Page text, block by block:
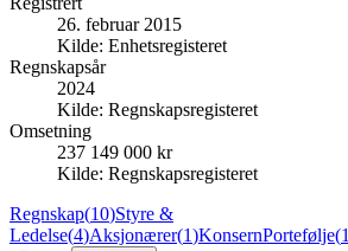
26. februar 2015
Kilde: Enhetsregisteret
Regnskapsår
2024
Kilde: Regnskapsregisteret
Omsetning
237 149 000 kr
Kilde: Regnskapsregisteret
Regnskap(10)Styre &
Ledelse(4)Aksjonærer(1)KonsernPortefølje(1